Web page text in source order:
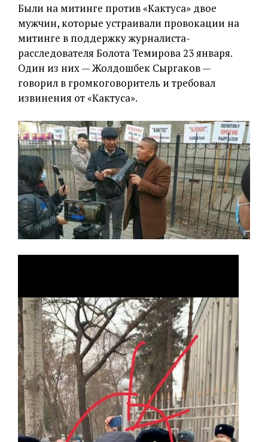
Были на митинге против «Кактуса» двое
мужчин, которые устраивали провокации на
митинге в поддержку журналиста-
расследователя Болота Темирова 23 января.
Один из них — Жолдошбек Сыргаков —
говорил в громкоговоритель и требовал
извинения от «Кактуса».